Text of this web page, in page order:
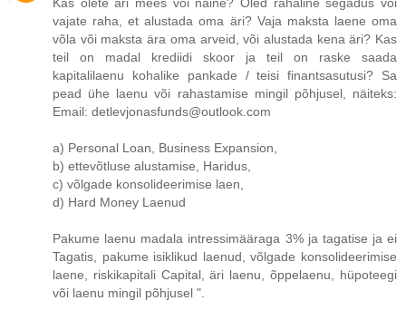
vajate raha, et alustada oma äri? Vaja maksta laene oma
võla või maksta ära oma arveid, või alustada kena äri? Kas
teil on madal krediidi skoor ja teil on raske saada
kapitalilaenu kohalike pankade / teisi finantsasutusi? Sa
pead ühe laenu või rahastamise mingil põhjusel, näiteks:
Email: detlevjonasfunds@outlook.com
a) Personal Loan, Business Expansion,
b) ettevõtluse alustamise, Haridus,
c) võlgade konsolideerimise laen,
d) Hard Money Laenud
Pakume laenu madala intressimääraga 3% ja tagatise ja ei
Tagatis, pakume isiklikud laenud, võlgade konsolideerimise
laene, riskikapitali Capital, äri laenu, õppelaenu, hüpoteegi
või laenu mingil põhjusel ".